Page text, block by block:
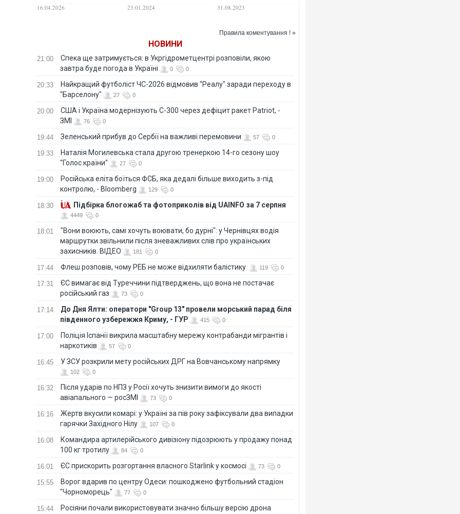
після смерті принцеси
16.04.2026
Кейт Міддлтон
23.01.2024
відсутності підтримки у
31.08.2023
Правила коментування ! »
НОВИНИ
21:00
Спека ще затримується: в Укргідрометцентрі розповіли, якою
завтра буде погода в Україні
0 0
20:33
Найкращий футболіст ЧС-2026 відмовив "Реалу" заради переходу в
"Барселону"
27 0
20:00
США і Україна модернізують С-300 через дефіцит ракет Patriot, -
ЗМІ
76 0
19:44 Зеленський прибув до Сербії на важливі перемовини 57 0
19:33
Наталія Могилевська стала другою тренеркою 14-го сезону шоу
"Голос країни"
27 0
19:00
Російська еліта боїться ФСБ, яка дедалі більше виходить з-під
контролю, - Bloomberg
129 0
18:30 Підбірка блогожаб та фотоприколів від UAINFO за 7 серпня
4449 0
18:01
"Вони воюють, самі хочуть воювати, бо дурні": у Чернівцях водія
маршрутки звільнили після зневажливих слів про українських
захисників. ВІДЕО
181 0
17:44 Флеш розповів, чому РЕБ не може відхиляти балістику 119 0
17:31
ЄС вимагає від Туреччини підтверджень, що вона не постачає
російський газ
73 0
17:14
До Дня Ялти: оператори "Group 13" провели морський парад біля
південного узбережжя Криму, - ГУР
415 0
17:00
Поліція Іспанії викрила масштабну мережу контрабанди мігрантів і
наркотиків
57 0
16:45 У ЗСУ розкрили мету російських ДРГ на Вовчанському напрямку
102 0
16:32
Після ударів по НПЗ у Росії хочуть знизити вимоги до якості
авіапального — росЗМІ
73 0
16:16
Жертв вкусили комарі: у Україні за пів року зафіксували два випадки
гарячки Західного Нілу
107 0
16:08
Командира артилерійського дивізіону підозрюють у продажу понад
100 кг тротилу
84 0
16:01 ЄС прискорить розгортання власного Starlink у космосі 73 0
15:55
Ворог вдарив по центру Одеси: пошкоджено футбольний стадіон
"Чорноморець"
77 0
15:44
Росіяни почали використовувати значно більшу версію дрона